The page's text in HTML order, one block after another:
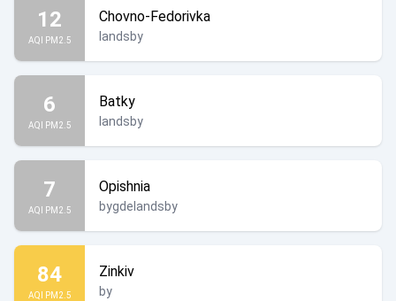
12
AQI PM2.5
Chovno-Fedorivka
landsby
6
AQI PM2.5
Batky
landsby
7
AQI PM2.5
Opishnia
bygdelandsby
84
AQI PM2.5
Zinkiv
by